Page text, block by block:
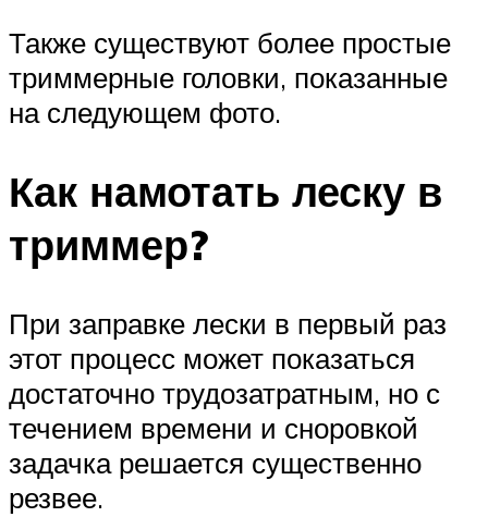
Также существуют более простые
триммерные головки, показанные
на следующем фото.
Как намотать леску в
триммер?
При заправке лески в первый раз
этот процесс может показаться
достаточно трудозатратным, но с
течением времени и сноровкой
задачка решается существенно
резвее.